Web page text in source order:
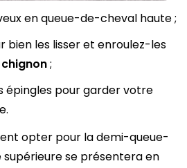
en queue-de-cheval haute ;
bien les lisser et enroulez-les
chignon;
épingles pour garder votre
opter pour la demi-queue-
se présentera en